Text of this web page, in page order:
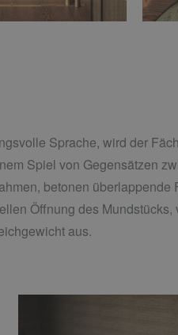
Sprache, wird der
Spiel von Gegensätzen
betonen überlappende
Öffnung des
aus.